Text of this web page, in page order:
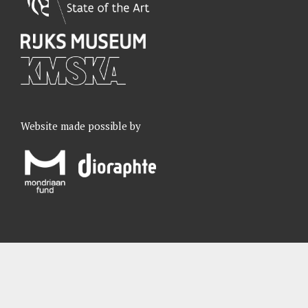
Website made possible by